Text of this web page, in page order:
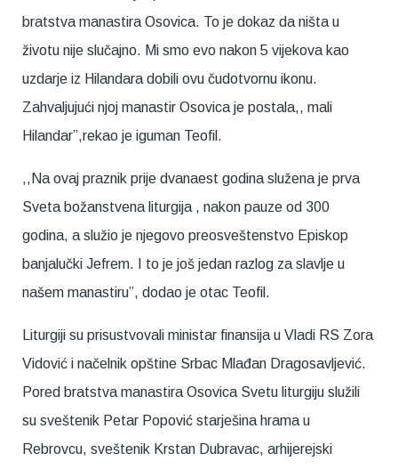
bratstva manastira Osovica. To je dokaz da ništa u
životu nije slučajno. Mi smo evo nakon 5 vijekova kao
uzdarje iz Hilandara dobili ovu čudotvornu ikonu.
Zahvaljujući njoj manastir Osovica je postala,, mali
Hilandar”,rekao je iguman Teofil.
,,Na ovaj praznik prije dvanaest godina služena je prva
Sveta božanstvena liturgija , nakon pauze od 300
godina, a služio je njegovo preosveštenstvo Episkop
banjalučki Jefrem. I to je još jedan razlog za slavlje u
našem manastiru”, dodao je otac Teofil.
Liturgiji su prisustvovali ministar finansija u Vladi RS Zora
Vidović i načelnik opštine Srbac Mlađan Dragosavljević.
Pored bratstva manastira Osovica Svetu liturgiju služili
su sveštenik Petar Popović starješina hrama u
Rebrovcu, sveštenik Krstan Dubravac, arhijerejski